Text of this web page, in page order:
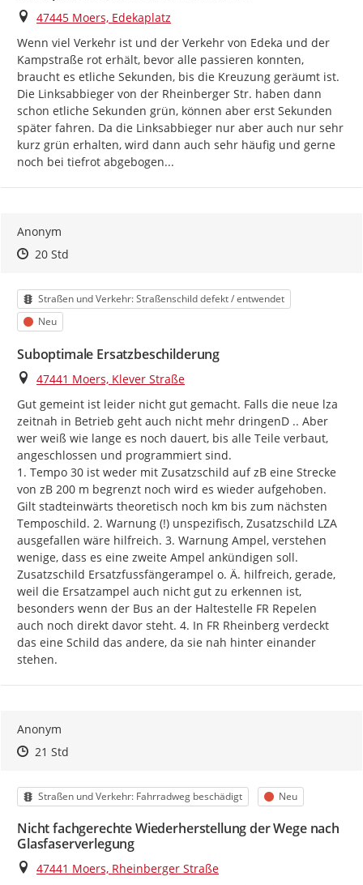
Ort
47445 Moers, Edekaplatz
Wenn viel Verkehr ist und der Verkehr von Edeka und der
Kampstraße rot erhält, bevor alle passieren konnten,
braucht es etliche Sekunden, bis die Kreuzung geräumt ist.
Die Linksabbieger von der Rheinberger Str. haben dann
schon etliche Sekunden grün, können aber erst Sekunden
später fahren. Da die Linksabbieger nur aber auch nur sehr
kurz grün erhalten, wird dann auch sehr häufig und gerne
noch bei tiefrot abgebogen...
Anonym
Zeitpunkt des Erstellens
Zeitpunkt des Erstellens
20 StdZur Äußerung
Kategorie
Straßen und Verkehr: Straßenschild defekt / entwendet
Status
Neu
Suboptimale Ersatzbeschilderung
Ort
47441 Moers, Klever Straße
Gut gemeint ist leider nicht gut gemacht. Falls die neue lza
zeitnah in Betrieb geht auch nicht mehr dringenD .. Aber
wer weiß wie lange es noch dauert, bis alle Teile verbaut,
angeschlossen und programmiert sind.
1. Tempo 30 ist weder mit Zusatzschild auf zB eine Strecke
von zB 200 m begrenzt noch wird es wieder aufgehoben.
Gilt stadteinwärts theoretisch noch km bis zum nächsten
Temposchild. 2. Warnung (!) unspezifisch, Zusatzschild LZA
ausgefallen wäre hilfreich. 3. Warnung Ampel, verstehen
wenige, dass es eine zweite Ampel ankündigen soll.
Zusatzschild Ersatzfussfängerampel o. Ä. hilfreich, gerade,
weil die Ersatzampel auch nicht gut zu erkennen ist,
besonders wenn der Bus an der Haltestelle FR Repelen
auch noch direkt davor steht. 4. In FR Rheinberg verdeckt
das eine Schild das andere, da sie nah hinter einander
stehen.
Anonym
Zeitpunkt des Erstellens
Zeitpunkt des Erstellens
21 StdZur Äußerung
Kategorie
Straßen und Verkehr: Fahrradweg beschädigt Status
Neu
Nicht fachgerechte Wiederherstellung der Wege nach
Glasfaserverlegung
Ort
47441 Moers, Rheinberger Straße